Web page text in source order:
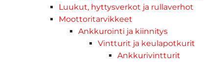
Luukut, hyttysverkot ja rullaverhot
Moottoritarvikkeet
Ankkurointi ja kiinnitys
Vintturit ja keulapotkurit
Ankkurivintturit